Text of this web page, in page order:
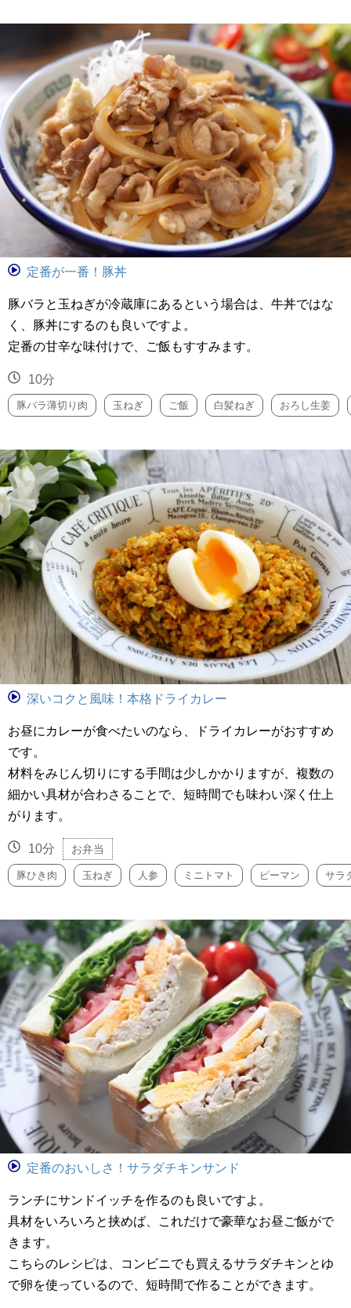
定番が一番！豚丼
豚バラと玉ねぎが冷蔵庫にあるという場合は、牛丼ではな
く、豚丼にするのも良いですよ。
定番の甘辛な味付けで、ご飯もすすみます。
10分
豚バラ薄切り肉 玉ねぎ ご飯 白髪ねぎ おろし生姜
深いコクと風味！本格ドライカレー
お昼にカレーが食べたいのなら、ドライカレーがおすすめ
です。
材料をみじん切りにする手間は少しかかりますが、複数の
細かい具材が合わさることで、短時間でも味わい深く仕上
がります。
10分 お弁当
豚ひき肉 玉ねぎ 人参 ミニトマト ピーマン サラ
定番のおいしさ！サラダチキンサンド
ランチにサンドイッチを作るのも良いですよ。
具材をいろいろと挟めば、これだけで豪華なお昼ご飯がで
きます。
こちらのレシピは、コンビニでも買えるサラダチキンとゆ
で卵を使っているので、短時間で作ることができます。